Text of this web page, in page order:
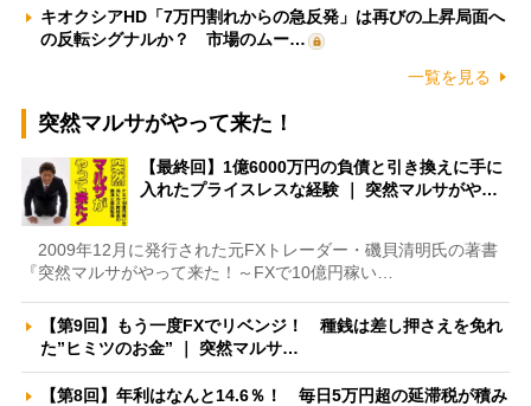
キオクシアHD「7万円割れからの急反発」は再びの上昇局面へ
の反転シグナルか？ 市場のムー…
一覧を見る
突然マルサがやって来た！
【最終回】1億6000万円の負債と引き換えに手に
入れたプライスレスな経験 ｜ 突然マルサがや…
2009年12月に発行された元FXトレーダー・磯貝清明氏の著書
『突然マルサがやって来た！～FXで10億円稼い…
【第9回】もう一度FXでリベンジ！ 種銭は差し押さえを免れ
た”ヒミツのお金” ｜ 突然マルサ…
【第8回】年利はなんと14.6％！ 毎日5万円超の延滞税が積み